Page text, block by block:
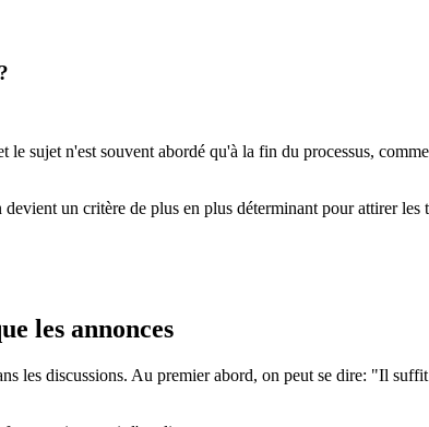
le sujet n'est souvent abordé qu'à la fin du processus,
un critère de plus en plus déterminant pour attirer les
les annonces
les discussions. Au premier abord, on peut se dire: "Il